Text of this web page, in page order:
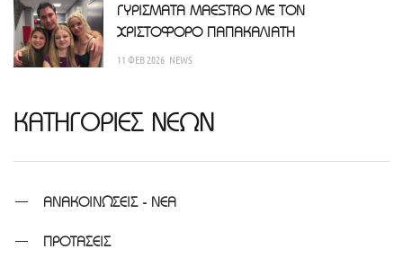
ΓΥΡΙΣΜΑΤΑ MAESTRO ΜΕ ΤΟΝ
ΧΡΙΣΤΟΦΟΡΟ ΠΑΠΑΚΑΛΙΑΤΗ
11 ΦΕΒ 2026 NEWS
ΚΑΤΗΓΟΡΙΕΣ ΝΕΩΝ
ΑΝΑΚΟΙΝΩΣΕΙΣ - ΝΕΑ
ΠΡΟΤΑΣΕΙΣ